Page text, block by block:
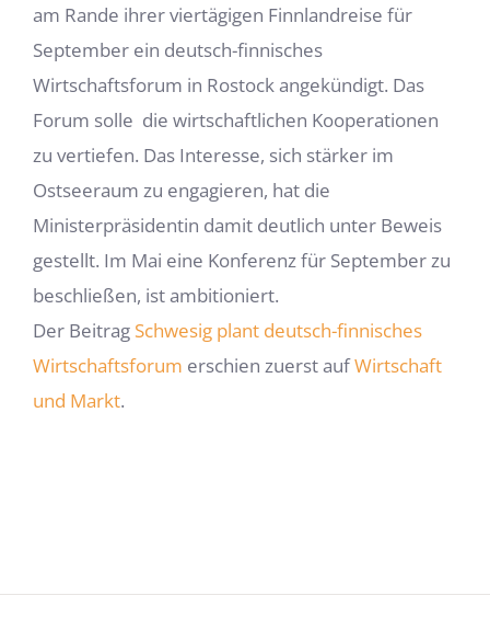
am Rande ihrer viertägigen Finnlandreise für
September ein deutsch-finnisches
Wirtschaftsforum in Rostock angekündigt. Das
Forum solle die wirtschaftlichen Kooperationen
zu vertiefen. Das Interesse, sich stärker im
Ostseeraum zu engagieren, hat die
Ministerpräsidentin damit deutlich unter Beweis
gestellt. Im Mai eine Konferenz für September zu
beschließen, ist ambitioniert.
Der Beitrag Schwesig plant deutsch-finnisches
Wirtschaftsforum erschien zuerst aufWirtschaft
und Markt.